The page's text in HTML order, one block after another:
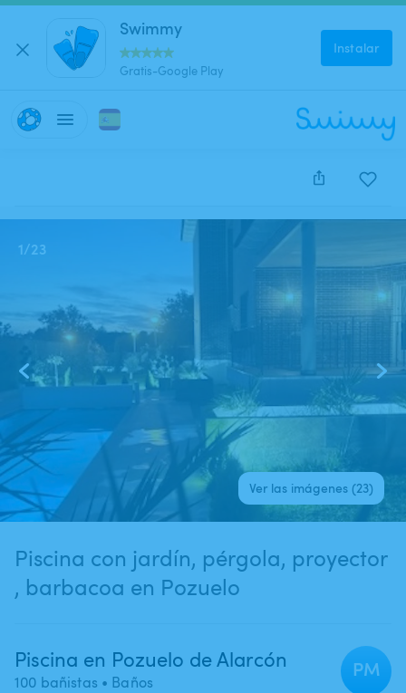
Swimmy
Gratis-Google Play
Instalar
Este anuncio está cerrado y no se puede reservar.
1/23
Ver las imágenes (23)
Piscina con jardín​,​ pérgola​,​ proyector​
,​ barbacoa en Pozuelo
Piscina en Pozuelo de Alarcón
100 bañistas • Baños
PM